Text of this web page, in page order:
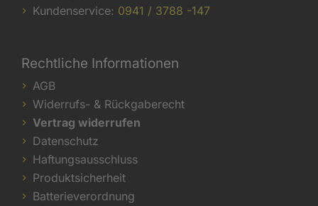
Kundenservice: 0941 / 3788 -147
Rechtliche Informationen
AGB
Widerrufs- & Rückgaberecht
Vertrag widerrufen
Datenschutz
Haftungsausschluss
Produktsicherheit
Batterieverordnung